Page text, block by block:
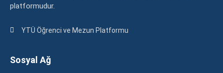
platformudur.
YTÜ Öğrenci ve Mezun Platformu
Sosyal Ağ